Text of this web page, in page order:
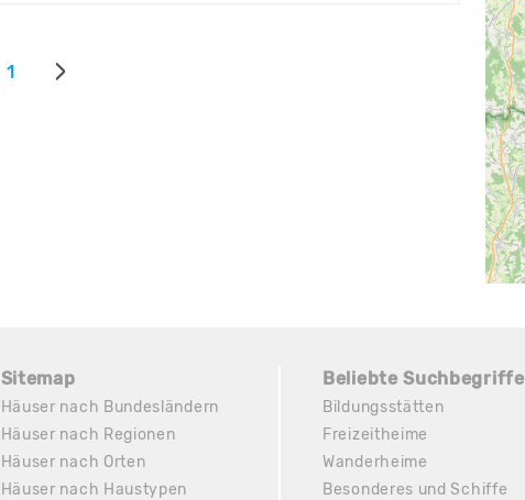
1
Sitemap
Häuser nach Bundesländern
Häuser nach Regionen
Häuser nach Orten
Häuser nach Haustypen
Beliebte Suchbegriffe
Bildungsstätten
Freizeitheime
Wanderheime
Besonderes und Schiffe